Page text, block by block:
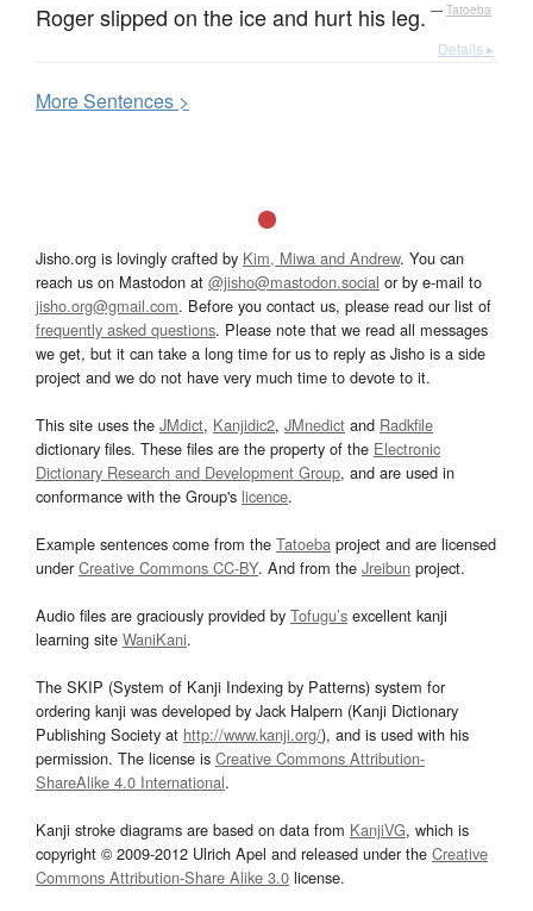
Roger slipped on the ice and hurt his leg. — Tatoeba
Details ▸
MoreSentences >
Jisho.org is lovingly crafted by Kim, Miwa and Andrew. You can
reach us on Mastodon at @jisho@mastodon.social or by e-mail to
jisho.org@gmail.com. Before you contact us, please read our list of
frequently asked questions. Please note that we read all messages
we get, but it can take a long time for us to reply as Jisho is a side
project and we do not have very much time to devote to it.
This site uses the JMdict, Kanjidic2, JMnedict and Radkfile
dictionary files. These files are the property of the Electronic
Dictionary Research and Development Group, and are used in
conformance with the Group's licence.
Example sentences come from the Tatoeba project and are licensed
underCreative Commons CC-BY. And from the Jreibun project.
Audio files are graciously provided by Tofugu’s excellent kanji
learning site WaniKani.
The SKIP (System of Kanji Indexing by Patterns) system for
ordering kanji was developed by Jack Halpern (Kanji Dictionary
Publishing Society at http://www.kanji.org/), and is used with his
permission. The license is Creative Commons Attribution-
ShareAlike 4.0 International.
Kanji stroke diagrams are based on data from KanjiVG, which is
copyright © 2009-2012 Ulrich Apel and released under the Creative
Commons Attribution-Share Alike 3.0 license.